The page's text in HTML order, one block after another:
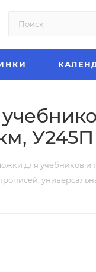
У245П
для учебников и